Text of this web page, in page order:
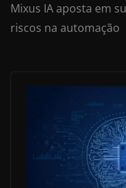
Mixus IA aposta em
riscos na automação